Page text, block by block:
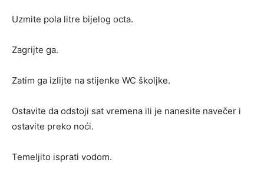
Uzmite pola litre bijelog octa.
Zagrijte ga.
Zatim ga izlijte na stijenke WC školjke.
Ostavite da odstoji sat vremena ili je nanesite navečer i
ostavite preko noći.
Temeljito isprati vodom.